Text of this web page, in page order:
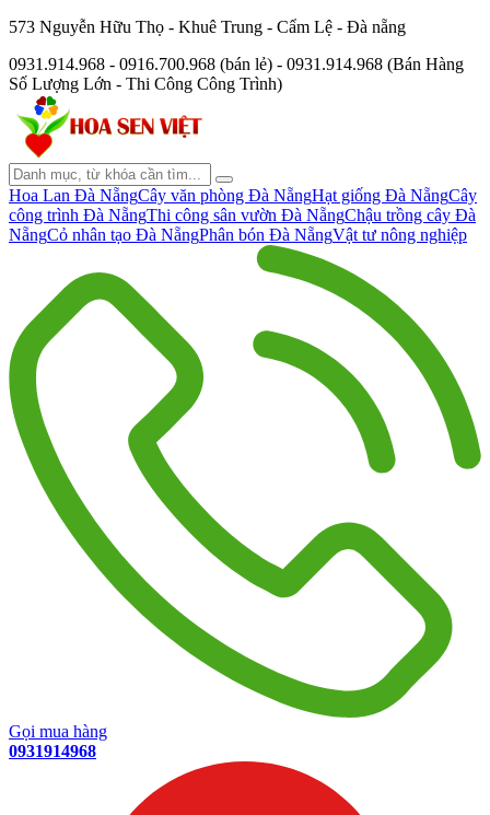
573 Nguyễn Hữu Thọ - Khuê Trung - Cẩm Lệ - Đà nẵng
0931.914.968 - 0916.700.968 (bán lẻ) - 0931.914.968 (Bán Hàng
Số Lượng Lớn - Thi Công Công Trình)
Hoa Lan Đà NẵngCây văn phòng Đà NẵngHạt giống Đà NẵngCây
công trình Đà NẵngThi công sân vườn Đà NẵngChậu trồng cây Đà
NẵngCỏ nhân tạo Đà NẵngPhân bón Đà NẵngVật tư nông nghiệp
Gọi mua hàng
0931914968